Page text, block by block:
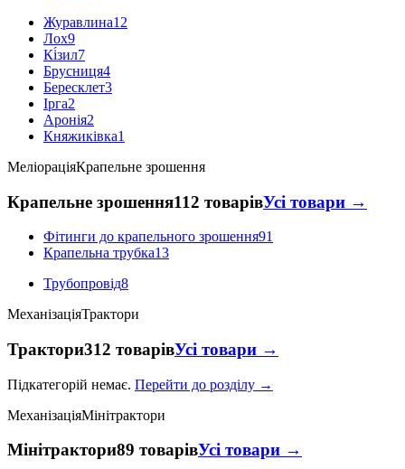
Журавлина12
Лох9
Кі́зил7
Брусниця4
Бересклет3
Ірга2
Аронія2
Княжиківка1
МеліораціяКрапельне зрошення
Крапельне зрошення112 товарівУсі товари →
Фітинги до крапельного зрошення91
Крапельна трубка13
Трубопровід8
МеханізаціяТрактори
Трактори312 товарівУсі товари →
Підкатегорій немає. Перейти до розділу →
МеханізаціяМінітрактори
Мінітрактори89 товарівУсі товари →